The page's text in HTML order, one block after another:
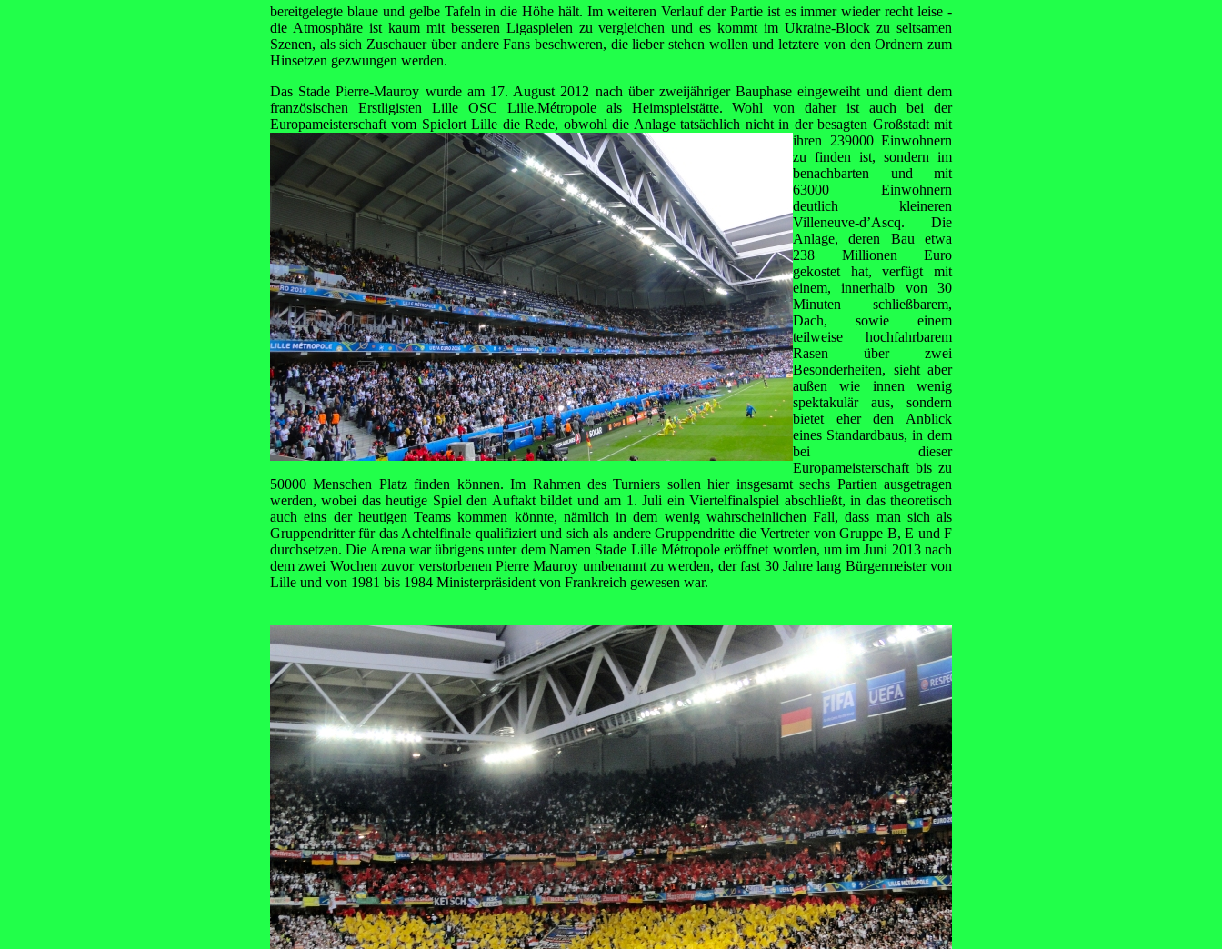
bereitgelegte blaue und gelbe Tafeln in die Höhe hält. Im weiteren Verlauf der Partie ist es immer wieder recht leise -
die Atmosphäre ist kaum mit besseren Ligaspielen zu vergleichen und es kommt im Ukraine-Block zu seltsamen
Szenen, als sich Zuschauer über andere Fans beschweren, die lieber stehen wollen und letztere von den Ordnern zum
Hinsetzen gezwungen werden.
Das Stade Pierre-Mauroy wurde am 17. August 2012 nach über zweijähriger Bauphase eingeweiht und dient dem
französischen Erstligisten Lille OSC Lille.Métropole als Heimspielstätte. Wohl von daher ist auch bei der
Europameisterschaft vom Spielort Lille die Rede, obwohl die Anlage tatsächlich nicht in der besagten Großstadt mit
ihren 239000 Einwohnern
zu finden ist, sondern im
benachbarten und mit
63000 Einwohnern
deutlich kleineren
Villeneuve-d’Ascq. Die
Anlage, deren Bau etwa
238 Millionen Euro
gekostet hat, verfügt mit
einem, innerhalb von 30
Minuten schließbarem,
Dach, sowie einem
teilweise hochfahrbarem
Rasen über zwei
Besonderheiten, sieht aber
außen wie innen wenig
spektakulär aus, sondern
bietet eher den Anblick
eines Standardbaus, in dem
bei dieser
Europameisterschaft bis zu
50000 Menschen Platz finden können. Im Rahmen des Turniers sollen hier insgesamt sechs Partien ausgetragen
werden, wobei das heutige Spiel den Auftakt bildet und am 1. Juli ein Viertelfinalspiel abschließt, in das theoretisch
auch eins der heutigen Teams kommen könnte, nämlich in dem wenig wahrscheinlichen Fall, dass man sich als
Gruppendritter für das Achtelfinale qualifiziert und sich als andere Gruppendritte die Vertreter von Gruppe B, E und F
durchsetzen. Die Arena war übrigens unter dem Namen Stade Lille Métropole eröffnet worden, um im Juni 2013 nach
dem zwei Wochen zuvor verstorbenen Pierre Mauroy umbenannt zu werden, der fast 30 Jahre lang Bürgermeister von
Lille und von 1981 bis 1984 Ministerpräsident von Frankreich gewesen war.